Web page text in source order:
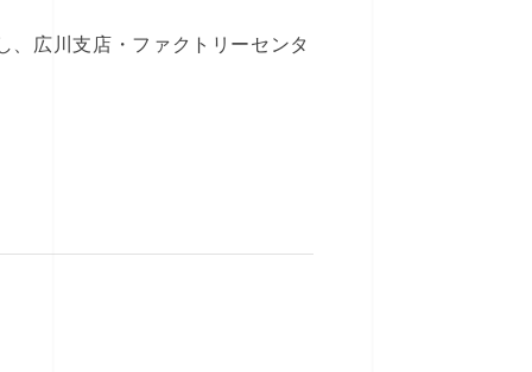
広川支店・ファクトリーセンタ